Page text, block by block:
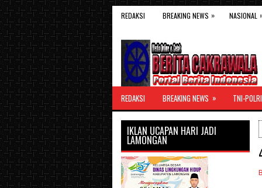
REDAKSI BREAKING NEWS » NASIONAL
REDAKSI BREAKING NEWS » TNI-POLRI
IKLAN UCAPAN HARI JADI
LAMONGAN